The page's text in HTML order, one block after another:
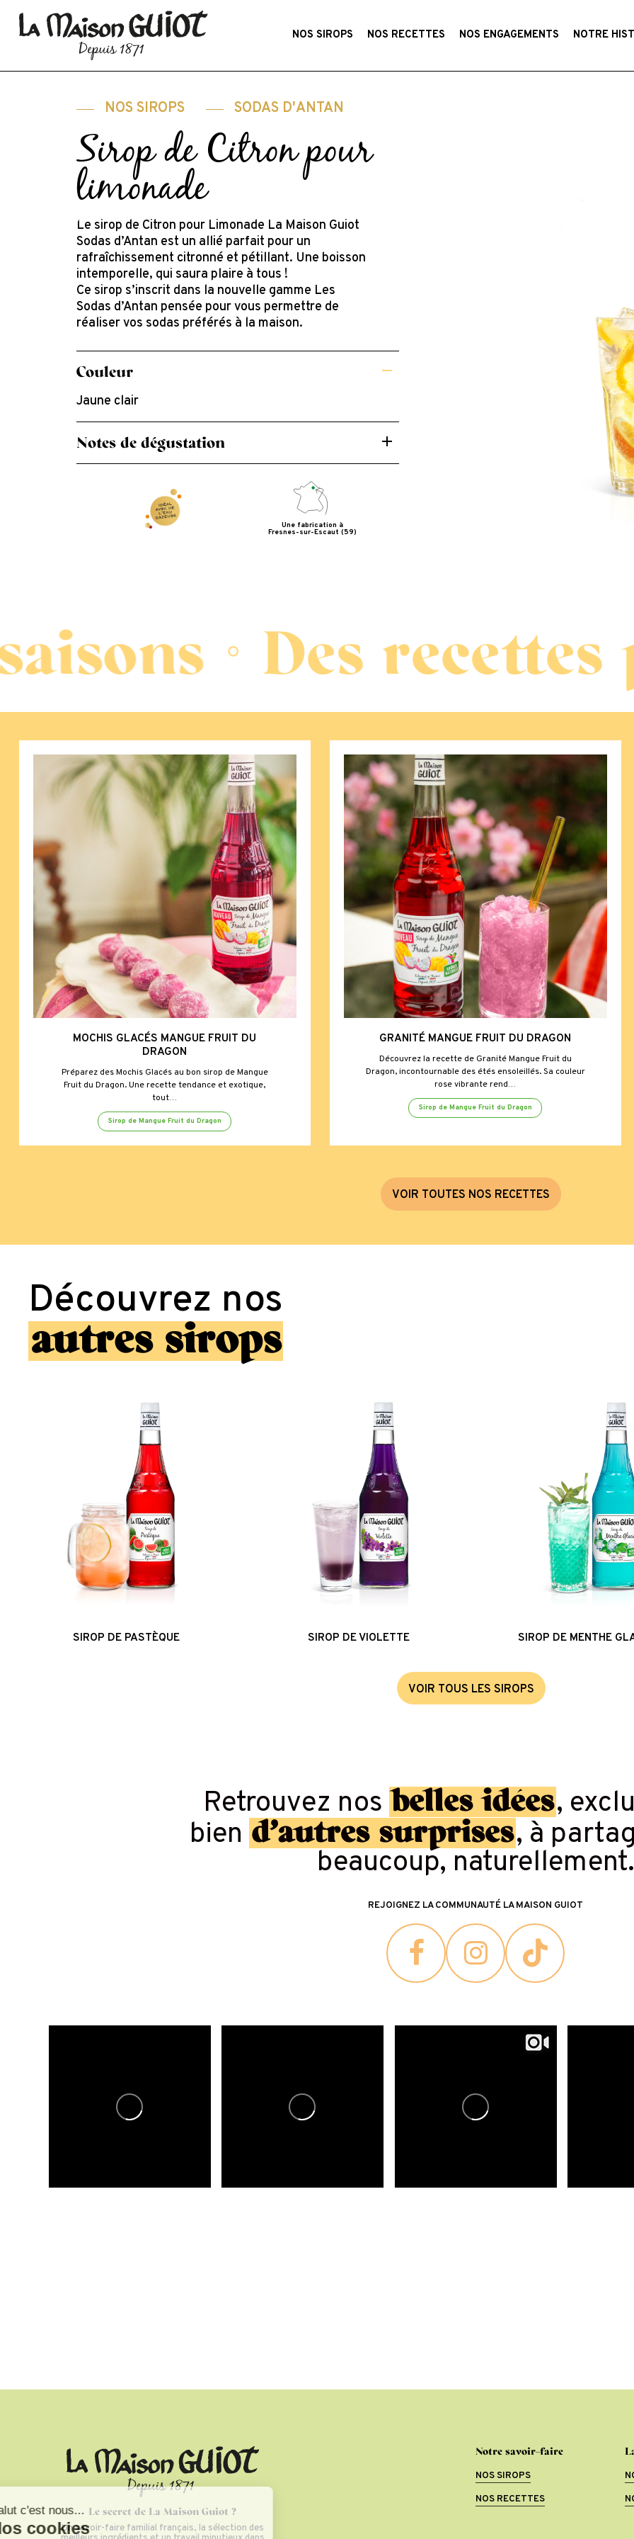
NOS SIROPS NOS RECETTES NOS ENGAGEMENTS NOTRE
NOS SIROPS SODAS D'ANTAN
Sirop de Citron pour
limonade
Le sirop de Citron pour Limonade La Maison Guiot
Sodas d’Antan est un allié parfait pour un
rafraîchissement citronné et pétillant. Une boisson
intemporelle, qui saura plaire à tous !
Ce sirop s’inscrit dans la nouvelle gamme Les
Sodas d’Antan pensée pour vous permettre de
réaliser vos sodas préférés à la maison.
Couleur
Jaune clair
Notes de dégustation
Une fabrication à
Fresnes-sur-Escaut (59)
◦Des recettes
Mochis
Glacés
Mangue
Fruit
du
Dragon
MOCHIS GLACÉS MANGUE FRUIT DU
DRAGON
Préparez des Mochis Glacés au bon sirop de Mangue
Fruit du Dragon. Une recette tendance et exotique,
tout…
Sirop de Mangue Fruit du Dragon
Granité
Mangue
Fruit
du
Dragon
GRANITÉ MANGUE FRUIT DU DRAGON
Découvrez la recette de Granité Mangue Fruit du
Dragon, incontournable des étés ensoleillés. Sa couleur
rose vibrante rend…
Sirop de Mangue Fruit du Dragon
VOIR TOUTES NOS RECETTES
Découvrez nos
autres sirops
Sirop
Pastèque
SIROP DE PASTÈQUE
Sirop
Violette
SIROP DE VIOLETTE
Sirop
Menthe
Glaciale
SIROP DE MENTHE
VOIR TOUS LES SIROPS
Retrouvez nos belles idées,
bien d’autres surprises, à
beaucoup, naturellement.
REJOIGNEZ LA COMMUNAUTÉ LA MAISON GUIOT
Le secret de La Maison Guiot ?
Un savoir-faire familial français, la sélection des
Notre savoir-faire
NOS SIROPS
NOS RECETTES